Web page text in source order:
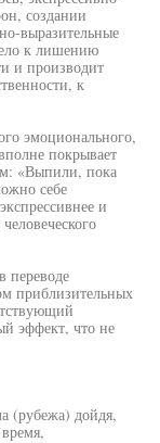
создании
выразительные
к лишению
и производит
к
эмоционального,
покрывает
«Выпили, пока
себе
и
переводе
приблизительных
эффект, что не
(рубежа) дойдя,